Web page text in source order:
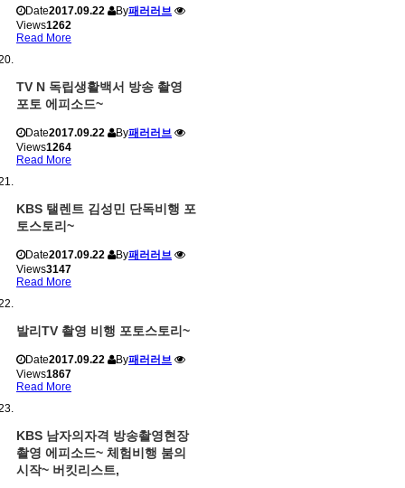
Date2017.09.22 By패러러브
Views1262
Read More
TV N 독립생활백서 방송 촬영
포토 에피소드~
Date2017.09.22 By패러러브
Views1264
Read More
KBS 탤렌트 김성민 단독비행 포
토스토리~
Date2017.09.22 By패러러브
Views3147
Read More
발리TV 촬영 비행 포토스토리~
Date2017.09.22 By패러러브
Views1867
Read More
KBS 남자의자격 방송촬영현장
촬영 에피소드~ 체험비행 붐의
시작~ 버킷리스트,